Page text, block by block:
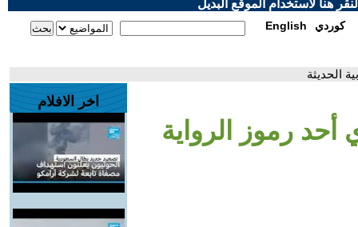
هنا لاستخدام الموقع البديل
English كوردي
الحديثة
رموز الرواية
اخر الافلام